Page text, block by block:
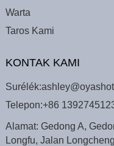
Warta
Taros Kami
KONTAK KAMI
Surélék:
Telepon:+86
Alamat: Gedong A,
Longfu, Jalan